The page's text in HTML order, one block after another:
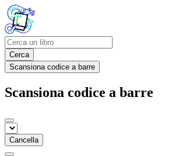
Cerca
Scansiona codice a barre
Scansiona codice a barre
Cancella